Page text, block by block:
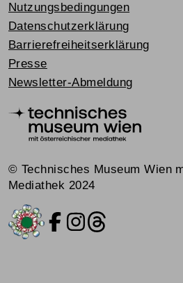
Nutzungsbedingungen
Datenschutzerklärung
Barrierefreiheitserklärung
Presse
Newsletter-Abmeldung
© Technisches Museum Wien
Mediathek 2024